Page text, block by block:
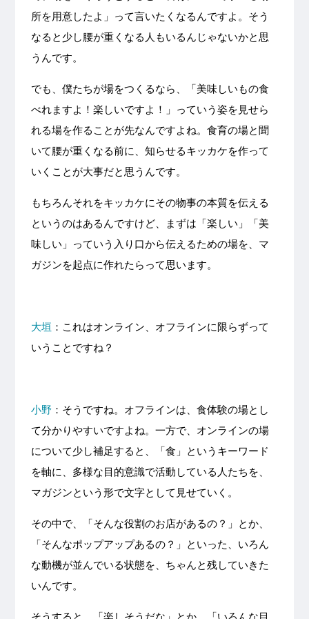
所を用意したよ」って言いたくなるんですよ。そう
なると少し腰が重くなる人もいるんじゃないかと思
うんです。
でも、僕たちが場をつくるなら、「美味しいもの食
べれますよ！楽しいですよ！」っていう姿を見せら
れる場を作ることが先なんですよね。食育の場と聞
いて腰が重くなる前に、知らせるキッカケを作って
いくことが大事だと思うんです。
もちろんそれをキッカケにその物事の本質を伝える
というのはあるんですけど、まずは「楽しい」「美
味しい」っていう入り口から伝えるための場を、マ
ガジンを起点に作れたらって思います。
大垣 ：これはオンライン、オフラインに限らずって
いうことですね？
小野：そうですね。オフラインは、食体験の場とし
て分かりやすいですよね。一方で、オンラインの場
について少し補足すると、「食」というキーワード
を軸に、多様な目的意識で活動している人たちを、
マガジンという形で文字として見せていく。
その中で、「そんな役割のお店があるの？」とか、
「そんなポップアップあるの？」といった、いろん
な動機が並んでいる状態を、ちゃんと残していきた
いんです。